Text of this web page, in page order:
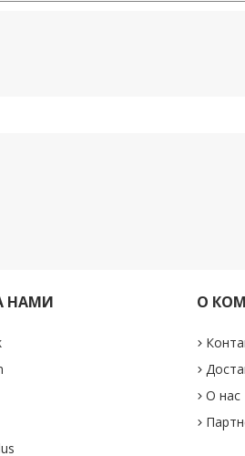
НАМИ О
О нас